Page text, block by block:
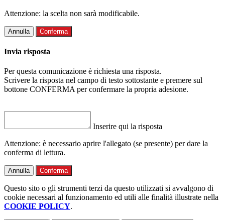
Attenzione: la scelta non sarà modificabile.
Annulla Conferma
Invia risposta
Per questa comunicazione è richiesta una risposta.
Scrivere la risposta nel campo di testo sottostante e premere sul
bottone CONFERMA per confermare la propria adesione.
Inserire qui la risposta
Attenzione: è necessario aprire l'allegato (se presente) per dare la
conferma di lettura.
Annulla Conferma
Questo sito o gli strumenti terzi da questo utilizzati si avvalgono di
cookie necessari al funzionamento ed utili alle finalità illustrate nella
COOKIE POLICY.